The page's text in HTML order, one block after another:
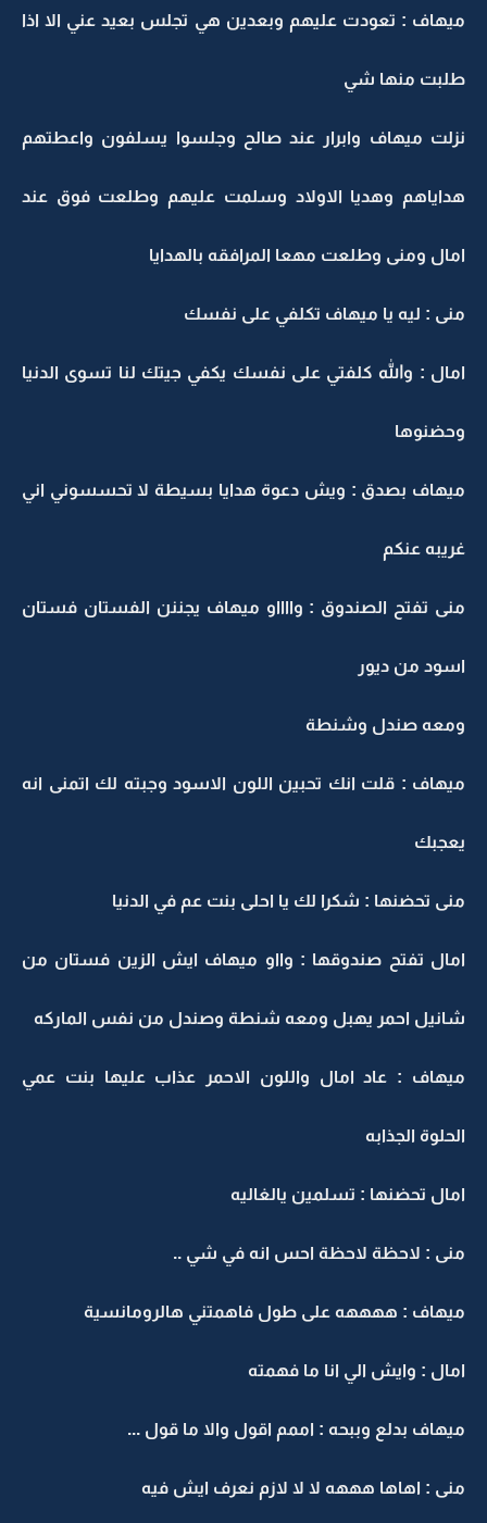
ميهاف : تعودت عليهم وبعدين هي تجلس بعيد عني الا اذا
طلبت منها شي
نزلت ميهاف وابرار عند صالح وجلسوا يسلفون واعطتهم
هداياهم وهديا الاولاد وسلمت عليهم وطلعت فوق عند
امال ومنى وطلعت مهعا المرافقه بالهدايا
منى : ليه يا ميهاف تكلفي على نفسك
امال : والله كلفتي على نفسك يكفي جيتك لنا تسوى الدنيا
وحضنوها
ميهاف بصدق : ويش دعوة هدايا بسيطة لا تحسسوني اني
غريبه عنكم
منى تفتح الصندوق : وااااو ميهاف يجننن الفستان فستان
اسود من ديور
ومعه صندل وشنطة
ميهاف : قلت انك تحبين اللون الاسود وجبته لك اتمنى انه
يعجبك
منى تحضنها : شكرا لك يا احلى بنت عم في الدنيا
امال تفتح صندوقها : وااو ميهاف ايش الزين فستان من
شانيل احمر يهبل ومعه شنطة وصندل من نفس الماركه
ميهاف : عاد امال واللون الاحمر عذاب عليها بنت عمي
الحلوة الجذابه
امال تحضنها : تسلمين يالغاليه
منى : لاحظة لاحظة احس انه في شي ..
ميهاف : ههههه على طول فاهمتني هالرومانسية
امال : وايش الي انا ما فهمته
ميهاف بدلع وببحه : اممم اقول والا ما قول ...
منى : اهاها هههه لا لا لازم نعرف ايش فيه